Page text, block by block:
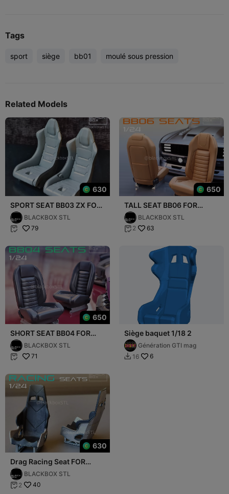
Tags
sport siège bb01 moulé sous pression
Related Models
630
SPORT SEAT BB03 ZX FOR
DIECAST AND MODELKITS
1/24BLACKBOX STL
 79
650
TALL SEAT BB06 FOR
DIECAST AND MODELKITS
1-24THBLACKBOX STL
 2 63
650
SHORT SEAT BB04 FOR
DIECAST AND MODELKITS
1-24THBLACKBOX STL
 71
Siège baquet 1/18 2
Génération GTI mag
 16 6
630
Drag Racing Seat FOR
DIECAST AND MODELKITS
1-24thBLACKBOX STL
 2 40